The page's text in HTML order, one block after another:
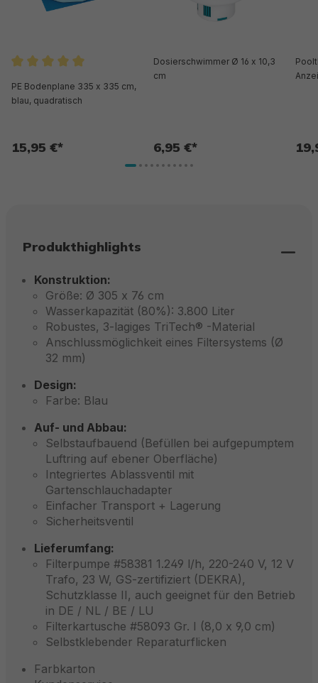
Durchschnittliche Bewertung von 5 von 5 Sternen
PE Bodenplane 335 x 335 cm,
blau, quadratisch
15,95 €*
Dosierschwimmer Ø 16 x 10,3
cm
6,95 €*
Produkthighlights
Konstruktion:
Größe: Ø 305 x 76 cm
Wasserkapazität (80%): 3.800 Liter
Robustes, 3-lagiges TriTech® -Material
Anschlussmöglichkeit eines Filtersystems (Ø
32 mm)
Design:
Farbe: Blau
Auf- und Abbau:
Selbstaufbauend (Befüllen bei aufgepumptem
Luftring auf ebener Oberfläche)
Integriertes Ablassventil mit
Gartenschlauchadapter
Einfacher Transport + Lagerung
Sicherheitsventil
Lieferumfang:
Filterpumpe #58381 1.249 l/h, 220-240 V, 12 V
Trafo, 23 W, GS-zertifiziert (DEKRA),
Schutzklasse II, auch geeignet für den Betrieb
in DE / NL / BE / LU
Filterkartusche #58093 Gr. I (8,0 x 9,0 cm)
Selbstklebender Reparaturflicken
Farbkarton